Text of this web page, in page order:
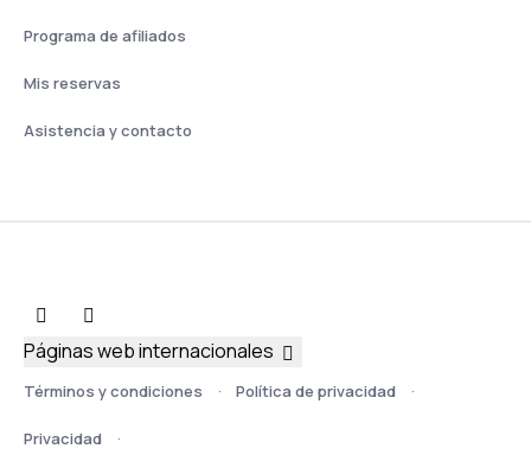
Programa de afiliados
Mis reservas
Asistencia y contacto
Términos y condiciones Política de privacidad
Privacidad
Páginas web internacionales